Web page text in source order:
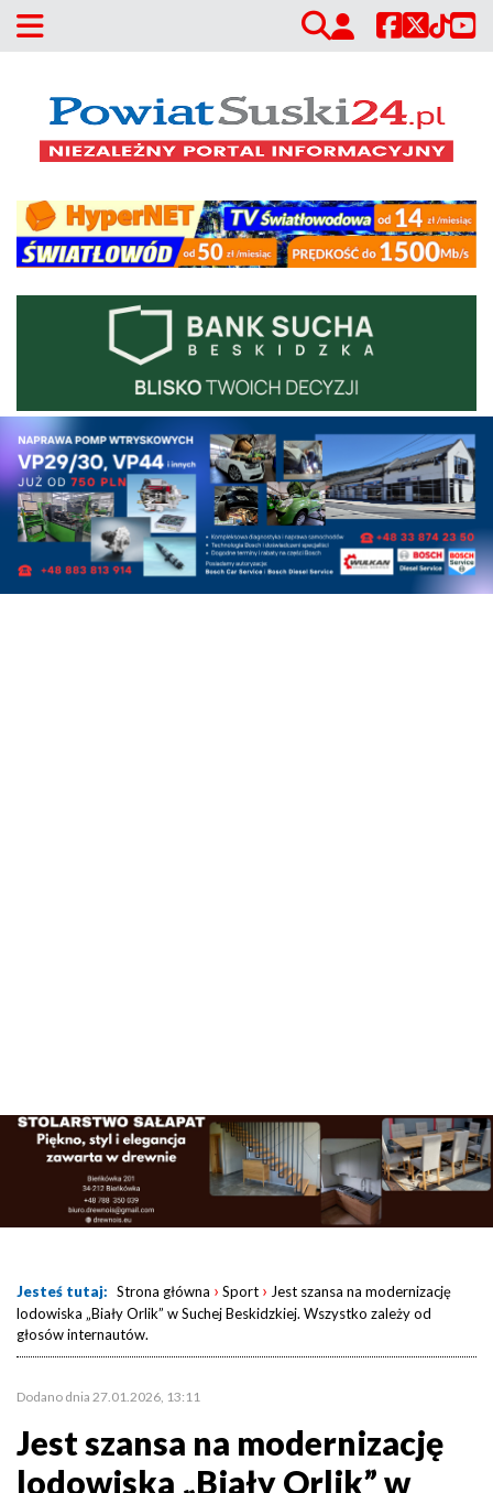
Jesteś tutaj: Strona główna › Sport › Jest szansa na modernizację
lodowiska „Biały Orlik” w Suchej Beskidzkiej. Wszystko zależy od
głosów internautów.
Dodano dnia 27.01.2026, 13:11
Jest szansa na modernizację
lodowiska „Biały Orlik” w